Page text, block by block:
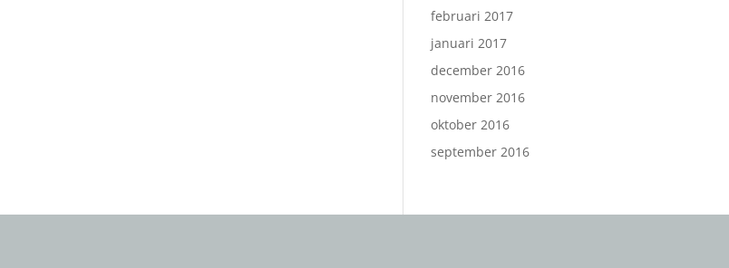
februari 2017
januari 2017
december 2016
november 2016
oktober 2016
september 2016